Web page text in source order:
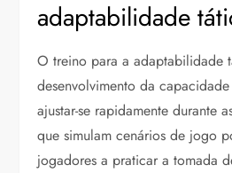
adaptabilidade
O treino para a adaptabilidade
desenvolvimento da
ajustar-se rapidamente durante
que simulam cenários de jogo
jogadores a praticar a tomada